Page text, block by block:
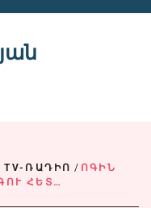
ՌԱԴԻՈ / ՈԳԻՆ
ՀԵՏ…